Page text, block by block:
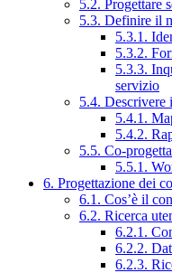
5.2. Progettare
5.3. Definire il
5.3.1.
5.3.2.
5.3.3.
servizio
5.4. Descrivere
5.4.1.
5.4.2.
5.5. Co-
5.5.1.
6. Progettazione dei
6.1. Cos’è il
6.2. Ricerca
6.2.1.
6.2.2.
6.2.3.